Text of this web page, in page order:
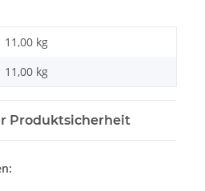
11,00 kg
11,00 kg
Produktsicherheit